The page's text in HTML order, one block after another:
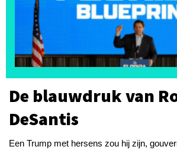
De blauwdruk van
DeSantis
Een Trump met hersens zou hij zijn,